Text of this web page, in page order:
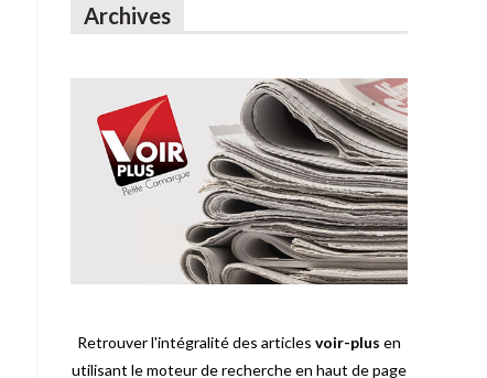
Archives
Retrouver l'intégralité des articles voir-plus en
utilisant le moteur de recherche en haut de page